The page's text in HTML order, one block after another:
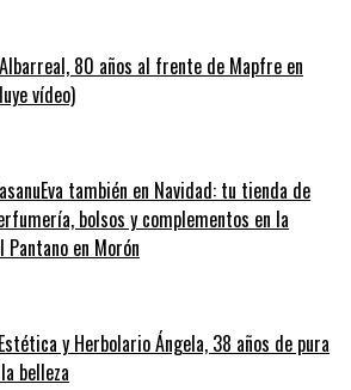
80 años al frente de Mapfre en
vídeo)
también en Navidad: tu tienda de
bolsos y complementos en la
Pantano en Morón
y Herbolario Ángela, 38 años de pura
belleza